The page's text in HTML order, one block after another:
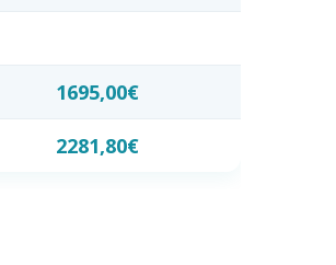
1695,00€
2281,80€